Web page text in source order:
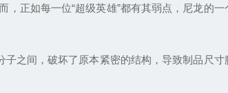
正如每一位“超级英雄”都有其弱点，尼龙的
之间，破坏了原本紧密的结构，导致制品尺